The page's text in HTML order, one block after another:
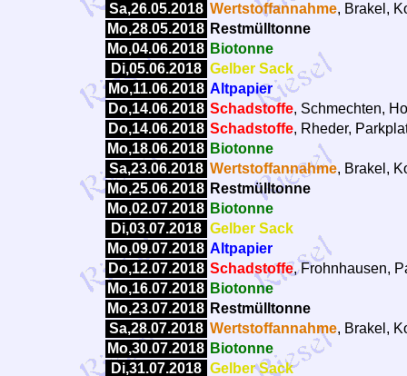
Sa,26.05.2018 Wertstoffannahme, Brakel,
Mo,28.05.2018 Restmülltonne
Mo,04.06.2018 Biotonne
Di,05.06.2018 Gelber Sack
Mo,11.06.2018 Altpapier
Do,14.06.2018 Schadstoffe, Schmechten,
Do,14.06.2018 Schadstoffe, Rheder,
Mo,18.06.2018 Biotonne
Sa,23.06.2018 Wertstoffannahme, Brakel,
Mo,25.06.2018 Restmülltonne
Mo,02.07.2018 Biotonne
Di,03.07.2018 Gelber Sack
Mo,09.07.2018 Altpapier
Do,12.07.2018 Schadstoffe, Frohnhausen,
Mo,16.07.2018 Biotonne
Mo,23.07.2018 Restmülltonne
Sa,28.07.2018 Wertstoffannahme, Brakel,
Mo,30.07.2018 Biotonne
Di,31.07.2018 Gelber Sack